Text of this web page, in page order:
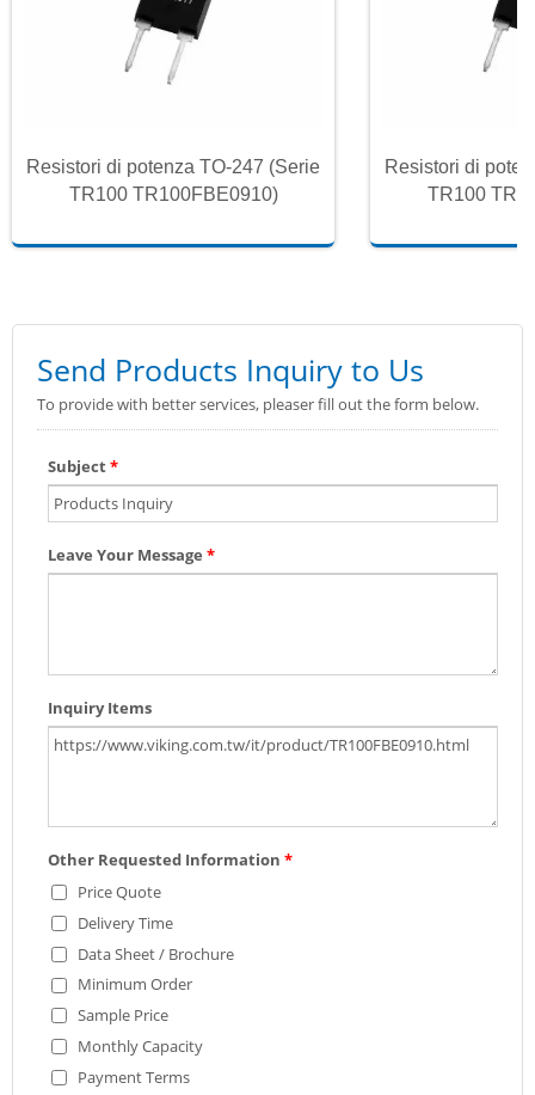
Resistori di potenza TO-247 (Serie
TR100 TR100FBE0910)
Resistori di
TR100